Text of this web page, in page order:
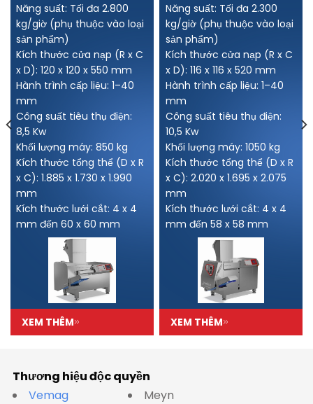
XEM THÊM
Năng suất: Tối đa 2.800
kg/giờ (phụ thuộc vào loại
sản phẩm)
Kích thước cửa nạp (R x C
x D): 120 x 120 x 550 mm
Hành trình cấp liệu: 1–40
mm
Công suất tiêu thụ điện:
8,5 Kw
Khối lượng máy: 850 kg
Kích thước tổng thể (D x R
x C): 1.885 x 1.730 x 1.990
mm
Kích thước lưới cắt: 4 x 4
mm đến 60 x 60 mm
XEM THÊM
Năng suất: Tối đa 2.300
kg/giờ (phụ thuộc vào loại
sản phẩm)
Kích thước cửa nạp (R x C
x D): 116 x 116 x 520 mm
Hành trình cấp liệu: 1–40
mm
Công suất tiêu thụ điện:
10,5 Kw
Khối lượng máy: 1050 kg
Kích thước tổng thể (D x R
x C): 2.020 x 1.695 x 2.075
mm
Kích thước lưới cắt: 4 x 4
mm đến 58 x 58 mm
Thương hiệu độc quyền
Vemag
Meyn